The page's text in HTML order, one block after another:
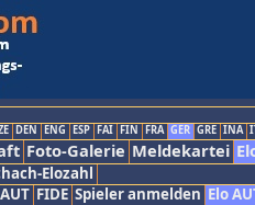
DEN ENG ESP FAI FIN FRA GER GRE INA
Foto-Galerie Meldekartei
Elozahl
FIDE Spieler anmelden Elo